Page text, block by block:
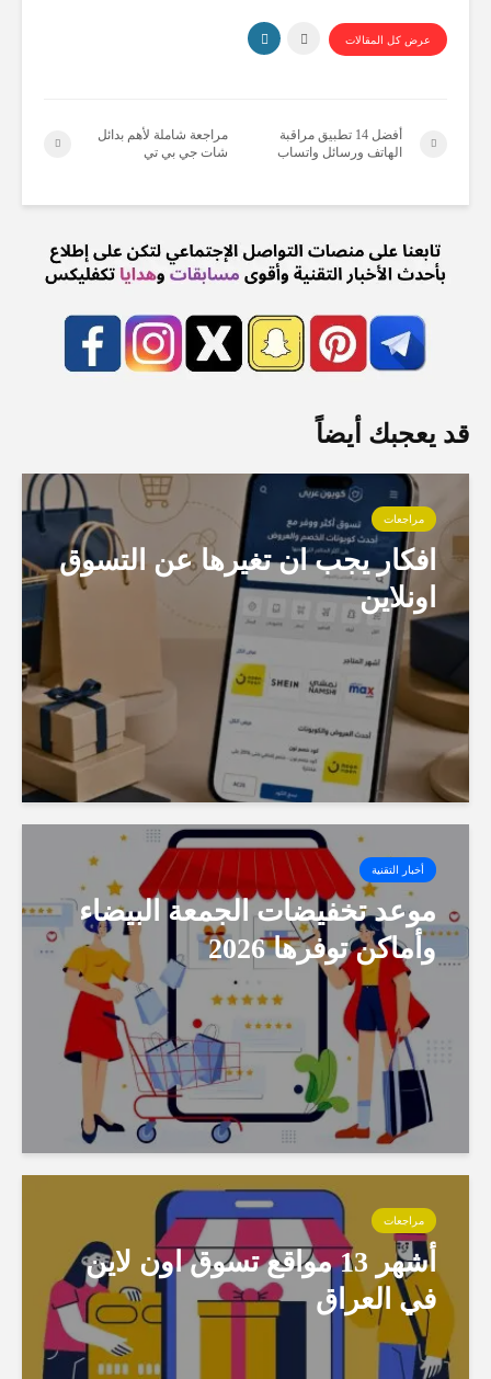
عرض كل المقالات
مراجعة شاملة لأهم بدائل
شات جي بي تي
أفضل 14 تطبيق مراقبة
الهاتف ورسائل واتساب
قد يعجبك أيضاً
مراجعات
افكار يجب ان تغيرها عن التسوق
اونلاين
أخبار التقنية
موعد تخفيضات الجمعة البيضاء
وأماكن توفرها 2026
مراجعات
أشهر 13 مواقع تسوق اون لاين
في العراق